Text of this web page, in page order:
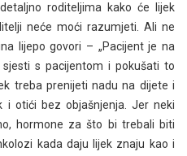
roditeljima kako će lijek
neće moći razumjeti. Ali ne
lijepo govori – „Pacijent je na
s pacijentom i pokušati to
treba prenijeti nadu na dijete i
i otići bez objašnjenja. Jer neki
hormone za što bi trebali biti
kada daju lijek znaju kao i